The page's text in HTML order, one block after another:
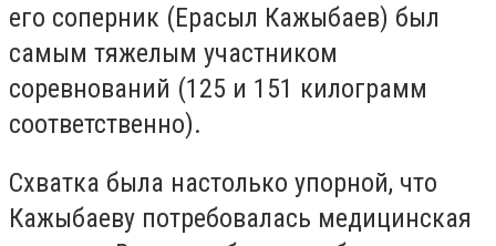
его соперник (Ерасыл Кажыбаев) был
самым тяжелым участником
соревнований (125 и 151 килограмм
соответственно).
Схватка была настолько упорной, что
Кажыбаеву потребовалась медицинская